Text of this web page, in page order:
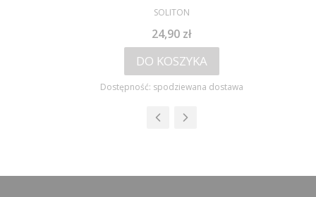
PRODUCENT
SOLITON
Cena
24,90 zł
DO KOSZYKA
Dostępność: spodziewana dostawa